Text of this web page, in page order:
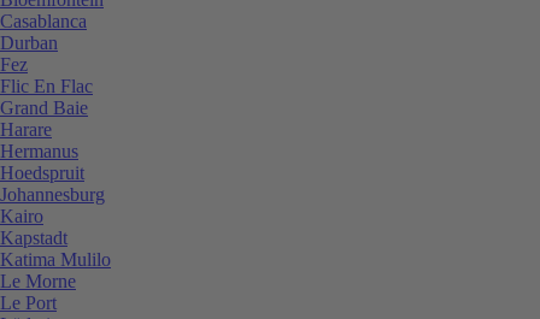
Casablanca
Durban
Fez
Flic En Flac
Grand Baie
Harare
Hermanus
Hoedspruit
Johannesburg
Kairo
Kapstadt
Katima Mulilo
Le Morne
Le Port